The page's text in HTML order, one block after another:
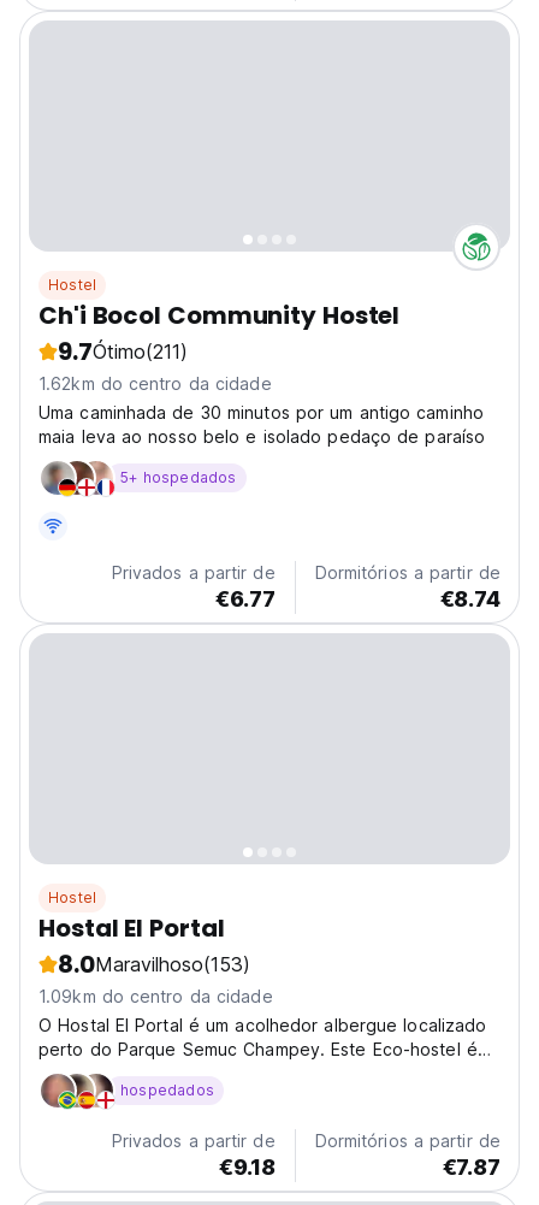
Hostel
Ch'i Bocol Community Hostel
9.7Ótimo(211)
1.62km do centro da cidade
Uma caminhada de 30 minutos por um antigo caminho
maia leva ao nosso belo e isolado pedaço de paraíso
5+ hospedados
Privados a partir de
€6.77
Dormitórios a partir de
€8.74
Hostel
Hostal El Portal
8.0Maravilhoso(153)
1.09km do centro da cidade
O Hostal El Portal é um acolhedor albergue localizado
perto do Parque Semuc Champey. Este Eco-hostel é
perfeito para quem procura uma aventura inesquecível.
hospedados
Privados a partir de
€9.18
Dormitórios a partir de
€7.87